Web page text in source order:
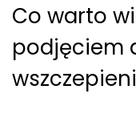
Co warto
podjęciem